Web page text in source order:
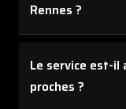
Rennes ?
ou grâce au
lieux, horaires et
Le service est-il
proches ?